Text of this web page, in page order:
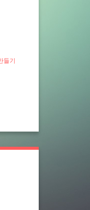
기